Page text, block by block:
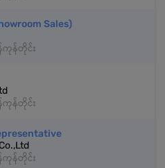
Sales)
န်ကုန်တိုင်း
န်ကုန်တိုင်း
န်ကုန်တိုင်း